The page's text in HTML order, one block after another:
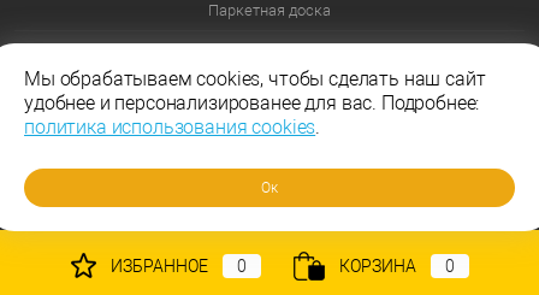
Паркетная доска
Ламинат 33 класс
Ламинат Эггер
Ламинат Таркетт
ИЗБРАННОЕ 0 КОРЗИНА 0
Мы обрабатываем cookies, чтобы сделать наш сайт
удобнее и персонализированее для вас. Подробнее:
политика использования cookies.
Ок